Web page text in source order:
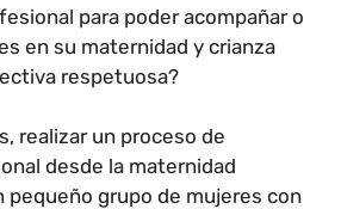
para poder acompañar o
en su maternidad y crianza
respetuosa?
realizar un proceso de
desde la maternidad
pequeño grupo de mujeres con